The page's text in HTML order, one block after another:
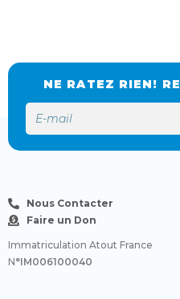
NE RATEZ RIEN!
Nous Contacter
Faire un Don
Immatriculation Atout France
N°IM006100040